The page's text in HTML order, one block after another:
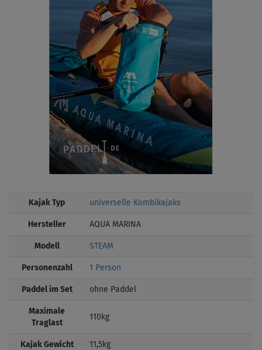
Kajak Typ universelle Kombikajaks
Hersteller AQUA MARINA
Modell STEAM
Personenzahl 1 Person
Paddel im Set ohne Paddel
Maximale
Traglast
110kg
Kajak Gewicht 11,5kg